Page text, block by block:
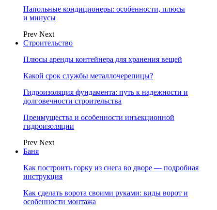
Напольные кондиционеры: особенности, плюсы
и минусы
Prev Next
Строительство
Плюсы аренды контейнера для хранения вещей
Какой срок службы металлочерепицы?
Гидроизоляция фундамента: путь к надежности и
долговечности строительства
Преимущества и особенности инъекционной
гидроизоляции
Prev Next
Баня
Как построить горку из снега во дворе — подробная
инструкция
Как сделать ворота своими руками: виды ворот и
особенности монтажа